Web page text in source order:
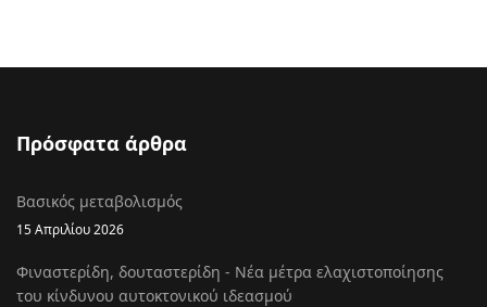
Πρόσφατα άρθρα
Βασικός μεταβολισμός
15 Απριλίου 2026
Φιναστερίδη, δουταστερίδη - Νέα μέτρα ελαχιστοποίησης
του κίνδυνου αυτοκτονικού ιδεασμού